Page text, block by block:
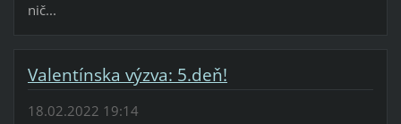
nič...
Valentínska výzva: 5.deň!
18.02.2022 19:14